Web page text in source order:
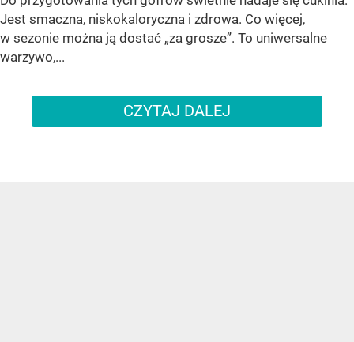
Jest smaczna, niskokaloryczna i zdrowa. Co więcej,
w sezonie można ją dostać „za grosze”. To uniwersalne
warzywo,...
CZYTAJ DALEJ